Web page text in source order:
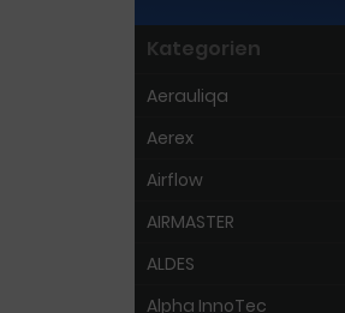
Kategorien
Aerauliqa
Aerex
Airflow
AIRMASTER
ALDES
Alpha InnoTec